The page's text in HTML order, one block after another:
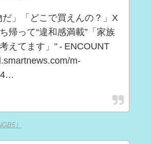
」「どこで買えんの？」X
帰って“違和感満載”「家族
えてます」" - ENCOUNT
m-
）